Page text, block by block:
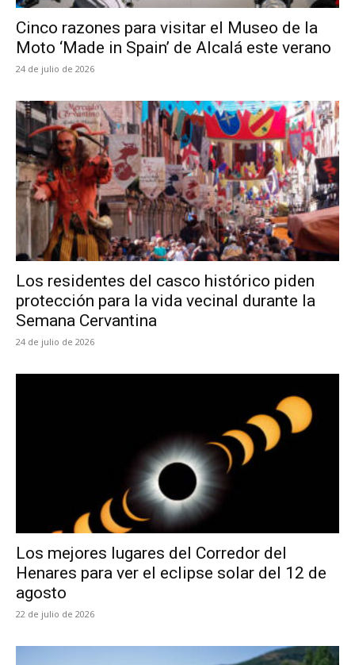
Cinco razones para visitar el Museo de la
Moto ‘Made in Spain’ de Alcalá este verano
24 de julio de 2026
Los residentes del casco histórico piden
protección para la vida vecinal durante la
Semana Cervantina
24 de julio de 2026
Los mejores lugares del Corredor del
Henares para ver el eclipse solar del 12 de
agosto
22 de julio de 2026